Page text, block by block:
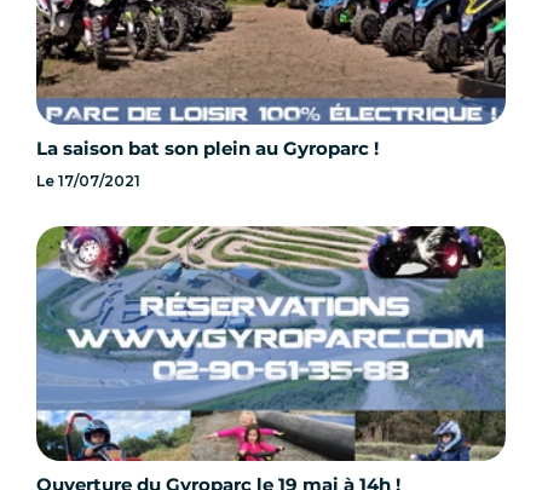
La saison bat son plein au Gyroparc !
Le 17/07/2021
Ouverture du Gyroparc le 19 mai à 14h !